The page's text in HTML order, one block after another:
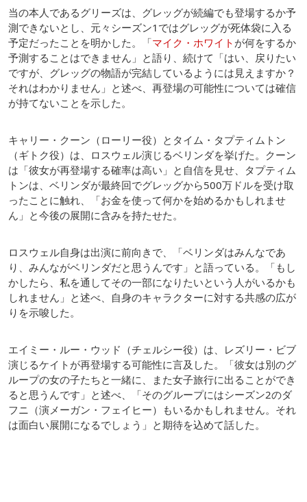
当の本人であるグリーズは、グレッグが続編でも登場するか予
測できないとし、元々シーズン1ではグレッグが死体袋に入る
予定だったことを明かした。「マイク・ホワイト が何をするか
予測することはできません」と語り、続けて「はい、戻りたい
ですが、グレッグの物語が完結しているようには見えますか？
それはわかりません」と述べ、再登場の可能性については確信
が持てないことを示した。
キャリー・クーン（ローリー役）とタイム・タプティムトン
（ギトク役）は、ロスウェル演じるベリンダを挙げた。クーン
は「彼女が再登場する確率は高い」と自信を見せ、タプティム
トンは、ベリンダが最終回でグレッグから500万ドルを受け取
ったことに触れ、「お金を使って何かを始めるかもしれませ
ん」と今後の展開に含みを持たせた。
ロスウェル自身は出演に前向きで、「ベリンダはみんなであ
り、みんながベリンダだと思うんです」と語っている。「もし
かしたら、私を通してその一部になりたいという人がいるかも
しれません」と述べ、自身のキャラクターに対する共感の広が
りを示唆した。
エイミー・ルー・ウッド（チェルシー役）は、レズリー・ビブ
演じるケイトが再登場する可能性に言及した。「彼女は別のグ
ループの女の子たちと一緒に、また女子旅行に出ることができ
ると思うんです」と述べ、「そのグループにはシーズン2のダ
フニ（演メーガン・フェイヒー）もいるかもしれません。それ
は面白い展開になるでしょう」と期待を込めて話した。